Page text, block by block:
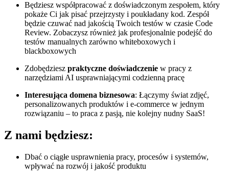
Będziesz współpracować z doświadczonym zespołem, który
pokaże Ci jak pisać przejrzysty i poukładany kod. Zespół
będzie czuwać nad jakością Twoich testów w czasie Code
Review. Zobaczysz również jak profesjonalnie podejść do
testów manualnych zarówno whiteboxowych i
blackboxowych
Zdobędziesz praktyczne doświadczenie w pracy z
narzędziami AI usprawniającymi codzienną pracę
Interesująca domena biznesowa: Łączymy świat zdjęć,
personalizowanych produktów i e-commerce w jednym
rozwiązaniu – to praca z pasją, nie kolejny nudny SaaS!
Z nami będziesz:
Dbać o ciągłe usprawnienia pracy, procesów i systemów,
wpływać na rozwój i jakość produktu